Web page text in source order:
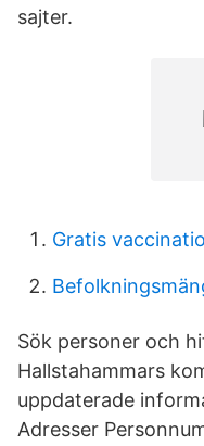
sajter.
Gratis
Sök personer och
Hallstahammars
uppdaterade
Adresser